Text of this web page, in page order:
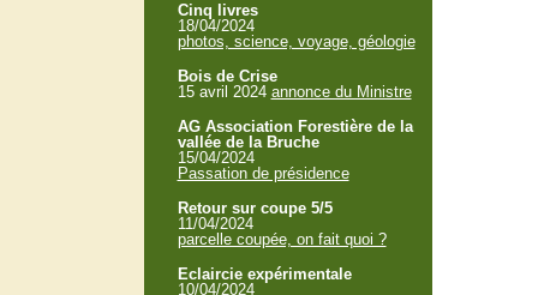
Cinq livres
18/04/2024
photos, science, voyage, géologie
Bois de Crise
15 avril 2024 annonce du Ministre
AG Association Forestière de la
vallée de la Bruche
15/04/2024
Passation de présidence
Retour sur coupe 5/5
11/04/2024
parcelle coupée, on fait quoi ?
Eclaircie expérimentale
10/04/2024